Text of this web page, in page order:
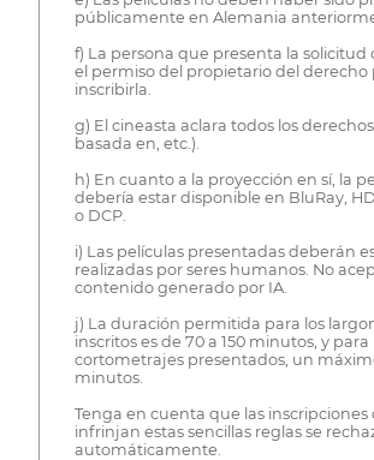
públicamente en Alemania
f) La persona que presenta la solicitud
el permiso del propietario del derecho
inscribirla.
g) El cineasta aclara todos los
basada en, etc.).
h) En cuanto a la proyección en sí, la
debería estar disponible en BluRay,
o DCP.
i) Las películas presentadas deberán
realizadas por seres humanos. No
contenido generado por IA.
j) La duración permitida para los
inscritos es de 70 a 150 minutos, y para
cortometrajes presentados, un
minutos.
Tenga en cuenta que las inscripciones
infrinjan estas sencillas reglas se
automáticamente.